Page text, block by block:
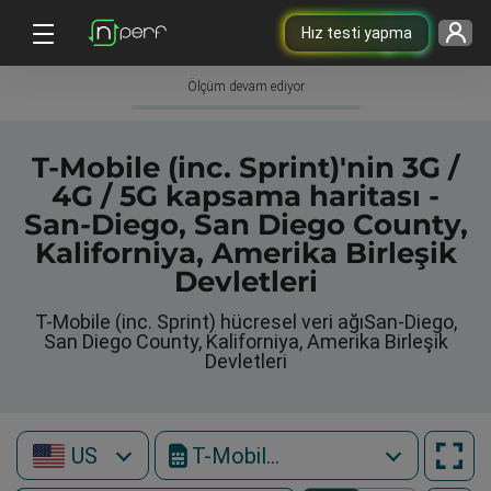
Hız testi yapma
Ölçüm devam ediyor
T-Mobile (inc. Sprint)'nin 3G /
4G / 5G kapsama haritası -
San-Diego, San Diego County,
Kaliforniya, Amerika Birleşik
Devletleri
T-Mobile (inc. Sprint) hücresel veri ağıSan-Diego,
San Diego County, Kaliforniya, Amerika Birleşik
Devletleri
US T-Mobile (inc. Sprint)